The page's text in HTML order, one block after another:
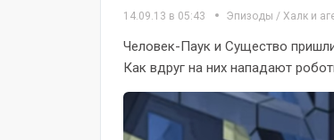
14.09.13 в 05:43 Эпизоды / Халк и
Человек-Паук и Существо
Как вдруг на них нападают